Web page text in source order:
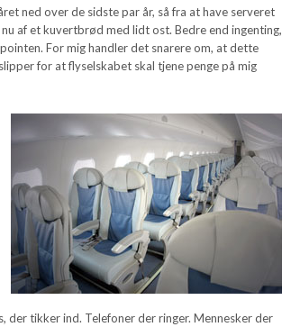
ned over de sidste par år, så fra at have serveret
af et kuvertbrød med lidt ost. Bedre end ingenting,
For mig handler det snarere om, at dette
for at flyselskabet skal tjene penge på mig
der tikker ind. Telefoner der ringer. Mennesker der